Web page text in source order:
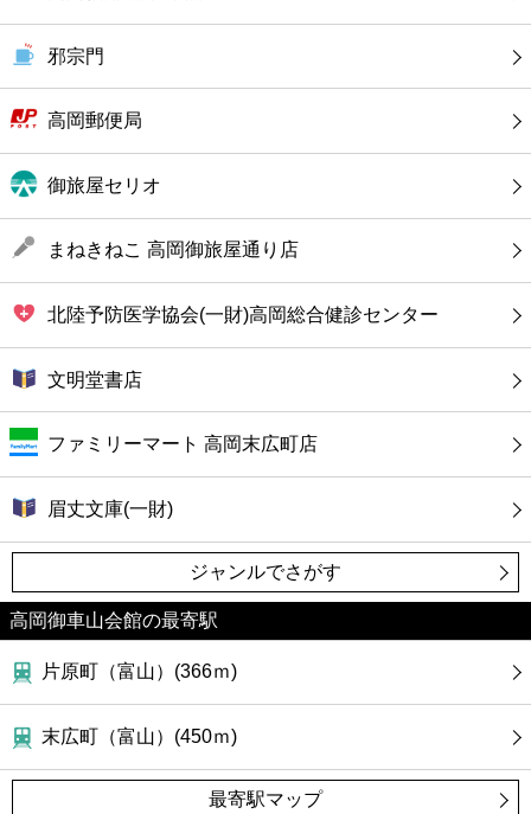
公共
病院
ホテル
邪宗門
高岡郵便局
御旅屋セリオ
まねきねこ 高岡御旅屋通り店
北陸予防医学協会(一財)高岡総合健診センター
文明堂書店
ファミリーマート 高岡末広町店
眉丈文庫(一財)
ジャンルでさがす
高岡御車山会館の最寄駅
片原町（富山）(366ｍ)
末広町（富山）(450ｍ)
最寄駅マップ